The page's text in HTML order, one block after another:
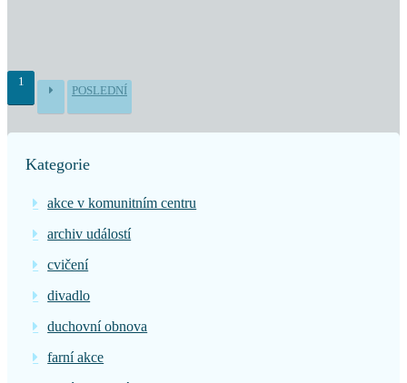
1
POSLEDNÍ
Kategorie
akce v komunitním centru
archiv událostí
cvičení
divadlo
duchovní obnova
farní akce